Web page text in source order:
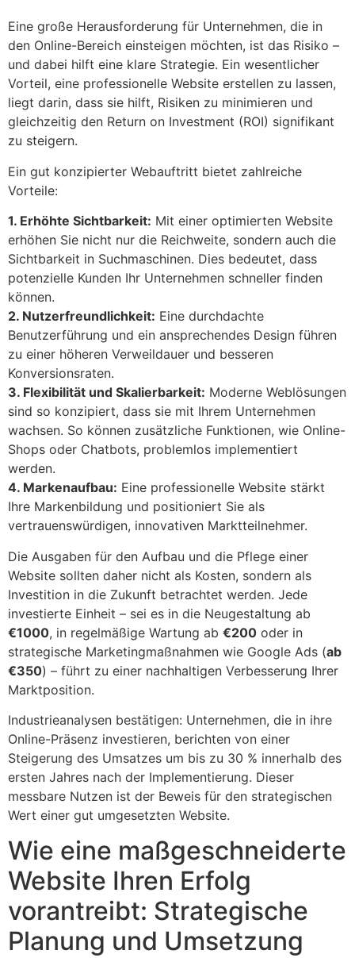
Eine große Herausforderung für Unternehmen, die in
den Online-Bereich einsteigen möchten, ist das Risiko –
und dabei hilft eine klare Strategie. Ein wesentlicher
Vorteil, eine professionelle Website erstellen zu lassen,
liegt darin, dass sie hilft, Risiken zu minimieren und
gleichzeitig den Return on Investment (ROI) signifikant
zu steigern.
Ein gut konzipierter Webauftritt bietet zahlreiche
Vorteile:
1. Erhöhte Sichtbarkeit: Mit einer optimierten Website
erhöhen Sie nicht nur die Reichweite, sondern auch die
Sichtbarkeit in Suchmaschinen. Dies bedeutet, dass
potenzielle Kunden Ihr Unternehmen schneller finden
können.
2. Nutzerfreundlichkeit: Eine durchdachte
Benutzerführung und ein ansprechendes Design führen
zu einer höheren Verweildauer und besseren
Konversionsraten.
3. Flexibilität und Skalierbarkeit: Moderne Weblösungen
sind so konzipiert, dass sie mit Ihrem Unternehmen
wachsen. So können zusätzliche Funktionen, wie Online-
Shops oder Chatbots, problemlos implementiert
werden.
4. Markenaufbau: Eine professionelle Website stärkt
Ihre Markenbildung und positioniert Sie als
vertrauenswürdigen, innovativen Marktteilnehmer.
Die Ausgaben für den Aufbau und die Pflege einer
Website sollten daher nicht als Kosten, sondern als
Investition in die Zukunft betrachtet werden. Jede
investierte Einheit – sei es in die Neugestaltung ab
€1000, in regelmäßige Wartung ab €200 oder in
strategische Marketingmaßnahmen wie Google Ads (ab
€350) – führt zu einer nachhaltigen Verbesserung Ihrer
Marktposition.
Industrieanalysen bestätigen: Unternehmen, die in ihre
Online-Präsenz investieren, berichten von einer
Steigerung des Umsatzes um bis zu 30 % innerhalb des
ersten Jahres nach der Implementierung. Dieser
messbare Nutzen ist der Beweis für den strategischen
Wert einer gut umgesetzten Website.
Wie eine maßgeschneiderte
Website Ihren Erfolg
vorantreibt: Strategische
Planung und Umsetzung